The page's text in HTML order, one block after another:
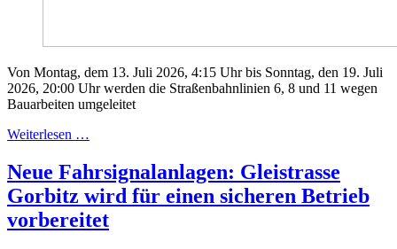
Von Montag, dem 13. Juli 2026, 4:15 Uhr bis Sonntag, den 19. Juli
2026, 20:00 Uhr werden die Straßenbahnlinien 6, 8 und 11 wegen
Bauarbeiten umgeleitet
Weiterlesen …
Neue Fahrsignalanlagen: Gleistrasse
Gorbitz wird für einen sicheren Betrieb
vorbereitet